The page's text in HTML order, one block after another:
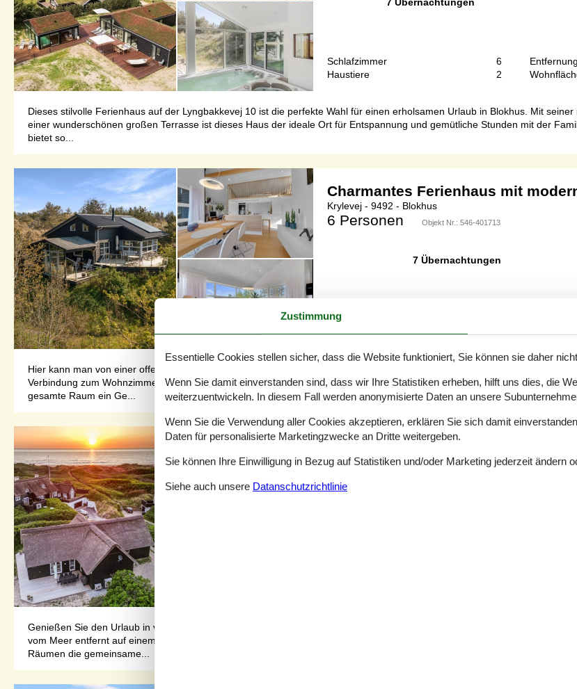
Schlafzimmer
6
Haustiere
2
Dieses stilvolle Ferienhaus auf der Lyngbakkevej 10 ist die perfekte Wahl für einen erholsamen Urlaub in Blokhus. Mit
einer wunderschönen großen Terrasse ist dieses Haus der ideale Ort für Entspannung und gemütliche Stunden mit der
bietet so...
Charmantes Ferienhaus mit
Krylevej - 9492 - Blokhus
6 Personen Objekt Nr.: 546-401713
7 Übernachtungen
Schlafzimmer
Haustiere
1
Hier kann man von einer offenen Raumaufteilung sprechen, ein Raum, der viel Platz für Gespräche und Entspannung
Verbindung zum Wohnzimmer und dem Essbereich. Direkt darüber befindet sich ein gemütlicher Schlafboden, der nur
gesamte Raum ein Ge...
Borgvej - 9493 - Saltum
8 Personen
Genießen Sie den Urlaub in vollen Zügen in diesem komfortablen Ferienhaus am Meer mit Innenpool.Willkommen in dem
vom Meer entfernt auf einem hügeligen Dünengrundstück begrüßt und den idealen Rahmen für einen erholsamen Urlaub
Räumen die gemeinsame...
Zustimmung
Essentielle Cookies stellen sicher, dass die Website funktioniert, Sie können sie daher
Wenn Sie damit einverstanden sind, dass wir Ihre Statistiken erheben, hilft uns dies, die
weiterzuentwickeln. In diesem Fall werden anonymisierte Daten an unsere
Wenn Sie die Verwendung aller Cookies akzeptieren, erklären Sie sich damit
Daten für personalisierte Marketingzwecke an Dritte weitergeben.
Sie können Ihre Einwilligung in Bezug auf Statistiken und/oder Marketing jederzeit ändern
Siehe auch unsere Datanschutzrichtlinie